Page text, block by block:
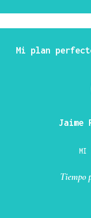
Mi plan
Jaime
MI
Tiempo